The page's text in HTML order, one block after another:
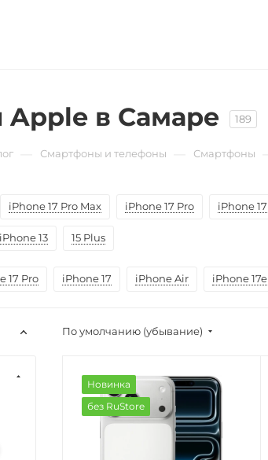
в Самаре 189
Смартфоны и телефоны Смартфоны
iPhone 17 Pro Max iPhone 17 Pro iPhone 17
iPhone 13 15 Plus
17 Pro iPhone 17 iPhone Air iPhone 17e
По умолчанию (убывание)
Новинка
без RuStore